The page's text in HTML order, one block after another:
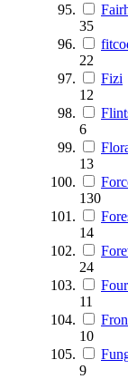
35
22
Fizi
12
6
13
130
14
24
11
10
9